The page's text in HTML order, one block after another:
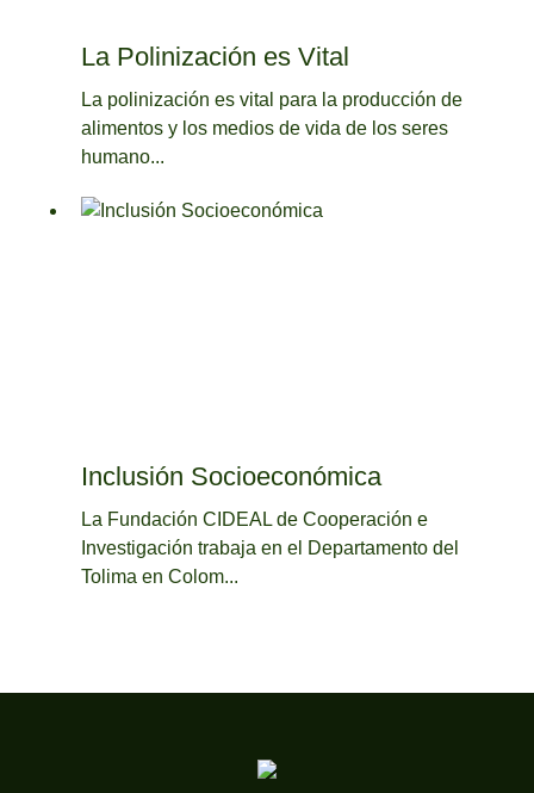
La Polinización es Vital
La polinización es vital para la producción de
alimentos y los medios de vida de los seres
humano...
Inclusión Socioeconómica
La Fundación CIDEAL de Cooperación e
Investigación trabaja en el Departamento del
Tolima en Colom...